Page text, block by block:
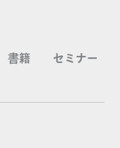
書籍 セミナー